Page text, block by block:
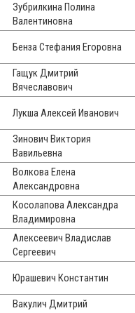
Зубрилкина Полина
Валентиновна
Бенза Стефания Егоровна
Гащук Дмитрий
Вячеславович
Лукша Алексей Иванович
Зинович Виктория
Вавильевна
Волкова Елена
Александровна
Косолапова Александра
Владимировна
Алексеевич Владислав
Сергеевич
Юрашевич Константин
Вакулич Дмитрий